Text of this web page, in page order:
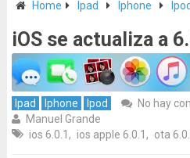
Home Ipad Iphone Ipod
iOS se actualiza a
Ipad Iphone Ipod
No hay
Manuel Grande
ios 6.0.1 , ios apple 6.0.1 , ota